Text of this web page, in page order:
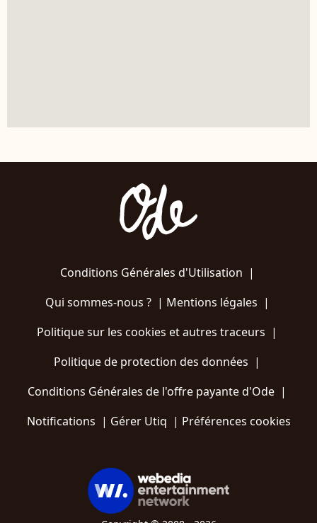
Conditions Générales d'Utilisation |
Qui sommes-nous ?| Mentions légales |
Politique sur les cookies et autres traceurs |
Politique de protection des données |
Conditions Générales de l'offre payante d'Ode |
Notifications | Gérer Utiq | Préférences cookies